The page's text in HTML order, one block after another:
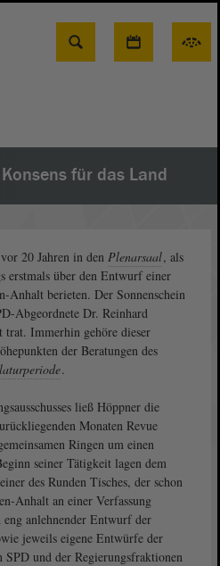
Suche
für das Land
20 Jahren in den Plenarsaal, als
erstmals über den Entwurf einer
Anhalt berieten. Der Sonnenschein
Abgeordnete Dr. Reinhard
trat. Immerhin gehöre dieser
der Beratungen des
.
ließ Höppner die
Monaten Revue
Ringen um einen
seiner Tätigkeit lagen dem
des Runden Tisches, der schon
Anhalt an einer Verfassung
eng anlehnender Entwurf der
jeweils eigene Entwürfe der
und der Regierungsfraktionen